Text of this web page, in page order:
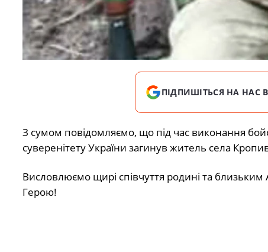
ПІДПИШІТЬСЯ НА НАС В
З сумом повідомляємо, що під час виконання
суверенітету України загинув житель села
Висловлюємо щирі співчуття родині та близьким
Герою!